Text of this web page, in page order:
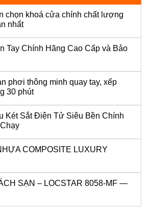
chọn khoá cửa chính chất lượng
nhất
Tay Chính Hãng Cao Cấp và Bảo
phơi thông minh quay tay, xếp
30 phút
Két Sắt Điện Tử Siêu Bền Chính
COMPOSITE LUXURY
SẠN – LOCSTAR 8058-MF —